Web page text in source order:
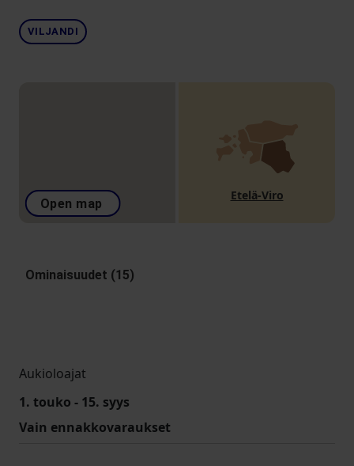
VILJANDI
Open map
Etelä-Viro
Ominaisuudet (15)
Aukioloajat
1. touko - 15. syys
Vain ennakkovaraukset